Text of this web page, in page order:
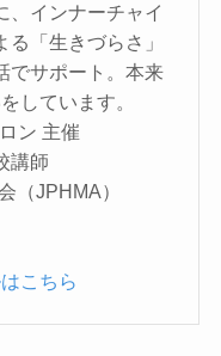
、インナーチャイ
「生きづらさ」
でサポート。本来
しています。
ン 主催
講師
（JPHMA）
こちら